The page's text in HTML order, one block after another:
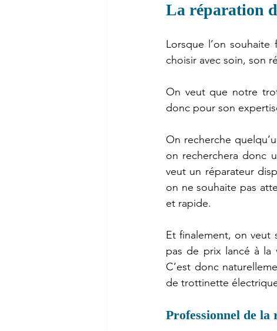
La réparation
Lorsque l’on
choisir avec soin, son
On veut que notre
donc pour son
On recherche
on recherchera donc
veut un réparateur
on ne souhaite pas
et rapide.
Et finalement, on veut
pas de prix lancé à la
C’est donc
de trottinette
Professionnel de